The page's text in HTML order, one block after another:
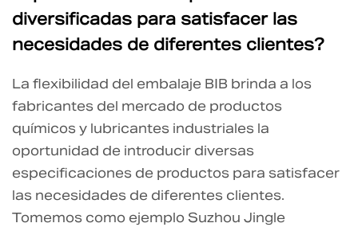
diversificadas para satisfacer las
necesidades de diferentes clientes?
La flexibilidad del embalaje BIB brinda a los
fabricantes del mercado de productos
químicos y lubricantes industriales la
oportunidad de introducir diversas
especificaciones de productos para satisfacer
las necesidades de diferentes clientes.
Tomemos como ejemplo Suzhou Jingle